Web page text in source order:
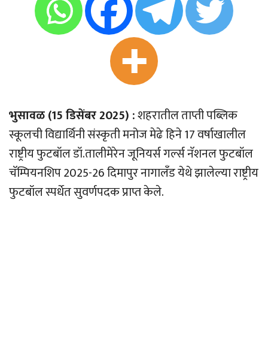
भुसावळ (15 डिसेंबर 2025) :शहरातील ताप्ती पब्लिक
स्कूलची विद्यार्थिनी संस्कृती मनोज मेढे हिने 17 वर्षाखालील
राष्ट्रीय फुटबॉल डॉ.तालीमेरेन जूनियर्स गर्ल्स नॅशनल फुटबॉल
चॅम्पियनशिप 2025-26 दिमापुर नागालँड येथे झालेल्या राष्ट्रीय
फुटबॉल स्पर्धेत सुवर्णपदक प्राप्त केले.